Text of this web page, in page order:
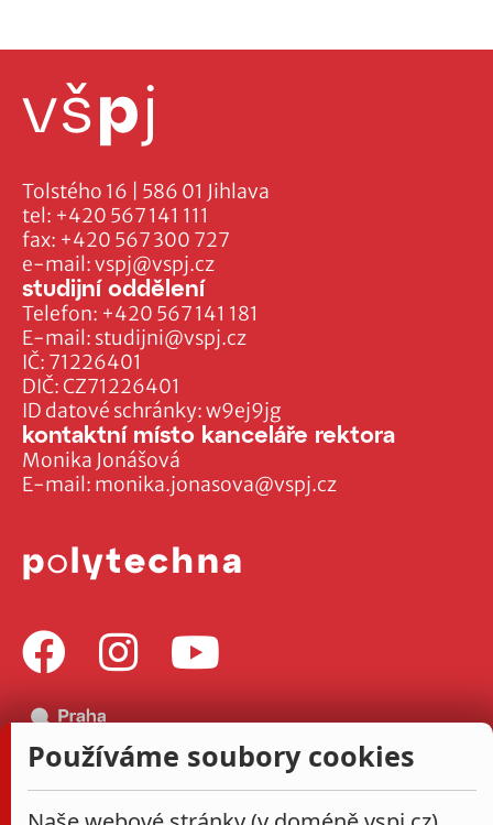
Tolstého 16 | 586 01 Jihlava
tel: +420 567 141 111
fax: +420 567 300 727
e-mail:vspj@vspj.cz
IČ: 71226401
DIČ: CZ71226401
ID datové schránky: w9ej9jg
studijní oddělení
Telefon: +420 567 141 181
E-mail: studijni@vspj.cz
kontaktní místo kanceláře rektora
Monika Jonášová
E-mail: monika.jonasova@vspj.cz
Používáme soubory cookies